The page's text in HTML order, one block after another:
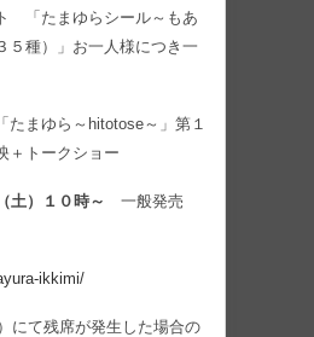
「たまゆらシール～もあ
５種）」お一人様につき一
まゆら～hitotose～」第１
＋トークショー
土）１０時～ 一般発売
ikkimi/
にて残席が発生した場合の